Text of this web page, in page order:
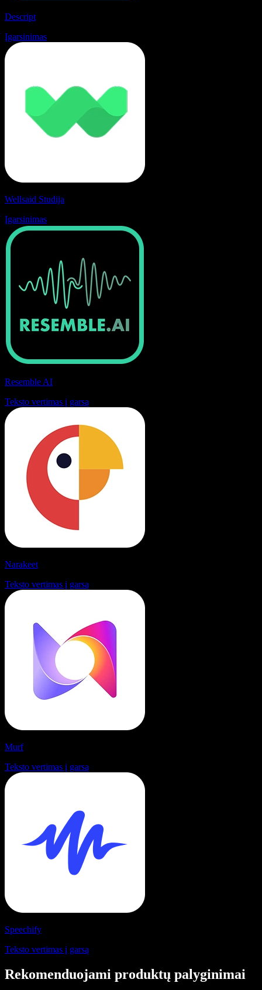
Descript
Įgarsinimas
Wellsaid Studija
Įgarsinimas
Resemble AI
Teksto vertimas į garsą
Narakeet
Teksto vertimas į garsą
Murf
Teksto vertimas į garsą
Speechify
Teksto vertimas į garsą
Rekomenduojami produktų palyginimai